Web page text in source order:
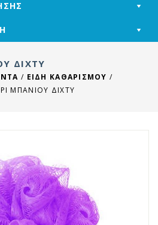
ΔΊΧΤΥ
/ ΕΙΔΗ ΚΑΘΑΡΙΣΜΟΥ /
ΜΠΆΝΙΟΥ ΔΊΧΤΥ